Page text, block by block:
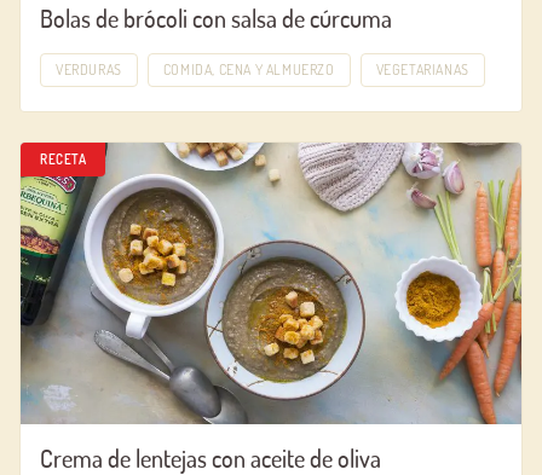
Bolas de brócoli con salsa de cúrcuma
VERDURAS COMIDA, CENA Y ALMUERZO VEGETARIANAS
RECETA
Crema de lentejas con aceite de oliva